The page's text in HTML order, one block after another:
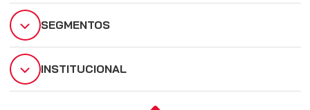
SEGMENTOS
INSTITUCIONAL